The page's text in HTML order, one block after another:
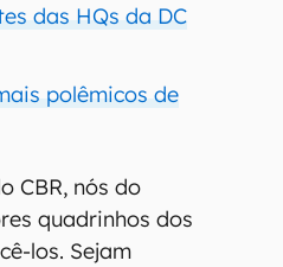
das HQs da DC
polêmicos de
CBR, nós do
quadrinhos dos
los. Sejam